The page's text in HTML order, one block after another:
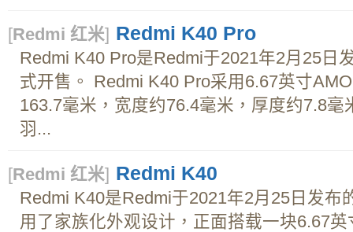
[Redmi 红米] Redmi K40 Pro
Redmi K40 Pro是Redmi于2021年2月25日
式开售。 Redmi K40 Pro采用6.67英寸
163.7毫米，宽度约76.4毫米，厚度约7.8
羽...
[Redmi 红米] Redmi K40
Redmi K40是Redmi于2021年2月25日发布
用了家族化外观设计，正面搭载一块6.67